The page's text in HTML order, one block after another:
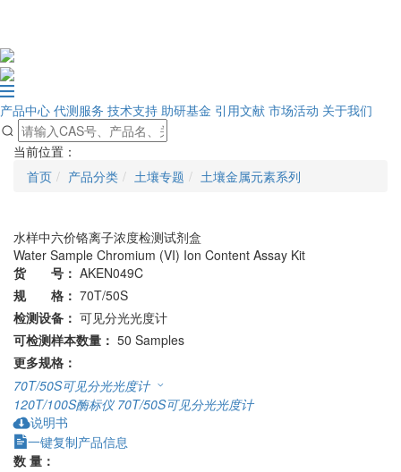
产品中心 代测服务 技术支持 助研基金 引用文献 市场活动 关于我们
当前位置：
首页
产品分类 土壤专题 土壤金属元素系列
水样中六价铬离子浓度检测试剂盒
Water Sample Chromium (VI) Ion Content Assay Kit
货 号： AKEN049C
规 格： 70T/50S
检测设备： 可见分光光度计
可检测样本数量： 50 Samples
更多规格：
70T/50S可见分光光度计
120T/100S酶标仪 70T/50S可见分光光度计
说明书
一键复制产品信息
数 量：